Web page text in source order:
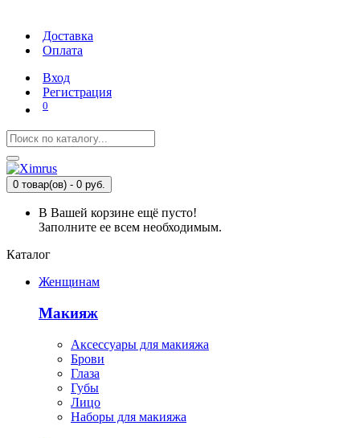
Доставка
Оплата
Вход
Регистрация
0
0 товар(ов) - 0 руб.
В Вашей корзине ещё пусто!
Заполните ее всем необходимым.
Каталог
Женщинам
Макияж
Аксессуары для макияжа
Брови
Глаза
Губы
Лицо
Наборы для макияжа